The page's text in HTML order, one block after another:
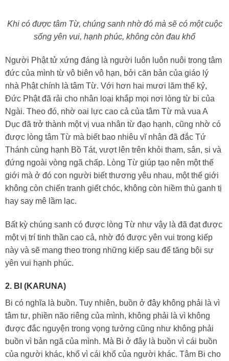
Khi có được tâm Từ, chúng sanh nhờ đó mà sẽ có một cuộc
sống yên vui, hạnh phúc, không còn đau khổ
Người Phật tử xứng đáng là người luôn luôn nuôi trong tâm
đức của mình từ vô biên vô hạn, bởi căn bản của giáo lý
nhà Phật chính là tâm Từ. Với hơn hai mươi lăm thế kỷ,
Đức Phật đã rải cho nhân loại khắp mọi nơi lòng từ bi của
Ngài. Theo đó, nhờ oai lực cao cả của tâm Từ mà vua A
Dục đã trở thành một vị vua nhân từ đạo hạnh, cũng nhờ có
được lòng tâm Từ mà biết bao nhiêu vĩ nhân đã đắc Tứ
Thánh cùng hạnh Bồ Tát, vượt lên trên khỏi tham, sân, si và
đứng ngoài vòng ngã chấp. Lòng Từ giúp tạo nên một thế
giới mà ở đó con người biết thương yêu nhau, một thế giới
không còn chiến tranh giết chóc, không còn hiềm thù ganh tị
hay say mê lầm lạc.
Bất kỳ chúng sanh có được lòng Từ như vậy là đã đạt được
một vị trí tinh thần cao cả, nhờ đó được yên vui trong kiếp
này và sẽ mang theo trong những kiếp sau để tăng bội sự
yên vui hạnh phúc.
2. BI (KARUNA)
Bi có nghĩa là buồn. Tuy nhiên, buồn ở đây không phải là vì
tâm tư, phiền não riêng của mình, không phải là vì không
được đắc nguyện trong vọng tưởng cũng như không phải
buồn vì bản ngã của mình. Mà Bi ở đây là buồn vì cái buồn
của người khác, khổ vì cái khổ của người khác. Tâm Bi cho